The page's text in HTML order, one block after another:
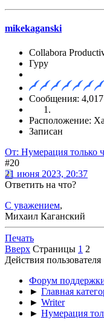
mikekaganski
Collabora
Гуру
Сообщения: 4,017
Расположение:
Записан
От: Нумерация только
#20
21 июня 2023, 20:37
Ответить на что?
С уважением,
Михаил Каганский
Печать
Вверх Страницы 1 2
Действия пользователя
Форум
► Главная
► Writer
► Нумерация